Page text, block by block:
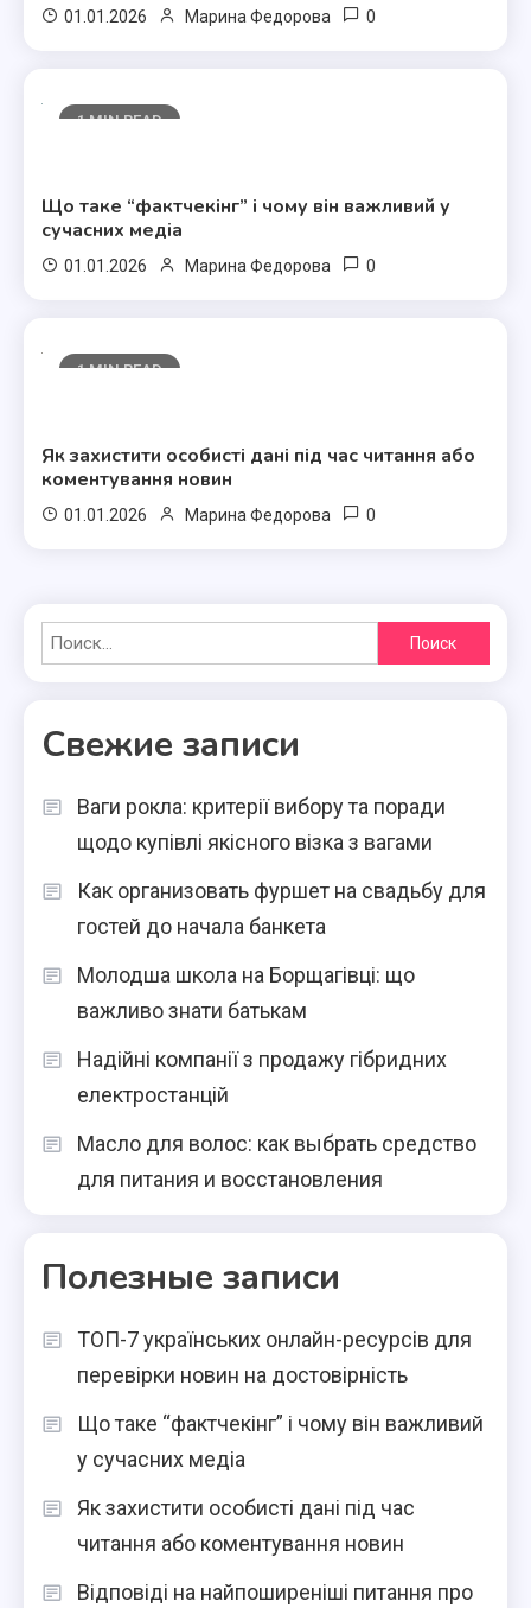
01.01.2026 Марина Федорова 0
1 MIN READ
Що таке “фактчекінг” і чому він важливий у
сучасних медіа
01.01.2026 Марина Федорова 0
1 MIN READ
Як захистити особисті дані під час читання або
коментування новин
01.01.2026 Марина Федорова 0
Найти:
Свежие записи
Ваги рокла: критерії вибору та поради
щодо купівлі якісного візка з вагами
Как организовать фуршет на свадьбу для
гостей до начала банкета
Молодша школа на Борщагівці: що
важливо знати батькам
Надійні компанії з продажу гібридних
електростанцій
Масло для волос: как выбрать средство
для питания и восстановления
Полезные записи
ТОП-7 українських онлайн-ресурсів для
перевірки новин на достовірність
Що таке “фактчекінг” і чому він важливий
у сучасних медіа
Як захистити особисті дані під час
читання або коментування новин
Відповіді на найпоширеніші питання про